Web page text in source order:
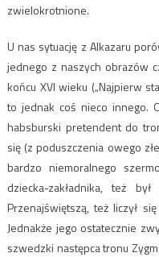
zwielokrotnione.
U nas sytuację z Alkazaru
jednego z naszych obrazów
końcu XVI wieku („Najpierw
to jednak coś nieco innego.
habsburski pretendent do
się (z poduszczenia owego
bardzo niemoralnego
dziecka-zakładnika, też
Przenajświętszą, też liczył
Jednakże jego ostatecznie
szwedzki następca tronu